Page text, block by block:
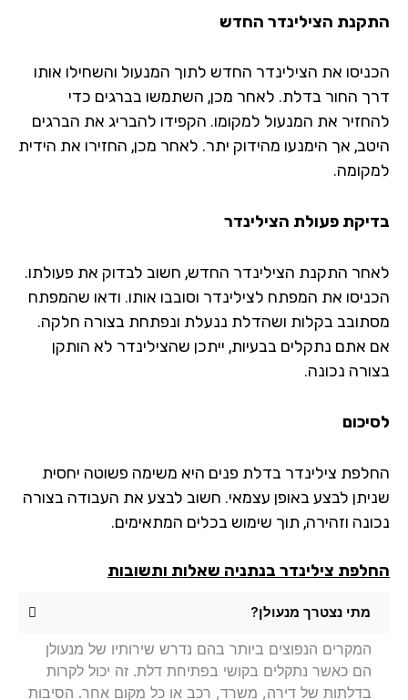
הצילינדר החדש
את הצילינדר החדש לתוך המנעול והשחילו אותו
החור בדלת. לאחר מכן, השתמשו בברגים כדי
את המנעול למקומו. הקפידו להבריג את הברגים
אך הימנעו מהידוק יתר. לאחר מכן, החזירו את הידית
פעולת הצילינדר
התקנת הצילינדר החדש, חשוב לבדוק את פעולתו.
את המפתח לצילינדר וסובבו אותו. ודאו שהמפתח
בקלות ושהדלת ננעלת ונפתחת בצורה חלקה.
אתם נתקלים בבעיות, ייתכן שהצילינדר לא הותקן
נכונה.
צילינדר בדלת פנים היא משימה פשוטה יחסית
לבצע באופן עצמאי. חשוב לבצע את העבודה בצורה
וזהירה, תוך שימוש בכלים המתאימים.
צילינדר בנתניה שאלות ותשובות
מתי נצטרך מנעולן?
המקרים הנפוצים ביותר בהם נדרש שירותיו של מנעולן
הם כאשר נתקלים בקושי בפתיחת דלת. זה יכול לקרות
בדלתות של דירה, משרד, רכב או כל מקום אחר. הסיבות